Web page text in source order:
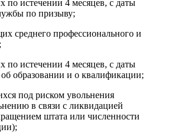
по истечении 4 месяцев, с даты
по призыву;
среднего профессионального и
по истечении 4 месяцев, с даты
образовании и о квалификации;
под риском увольнения
в связи с ликвидацией
штата или численности